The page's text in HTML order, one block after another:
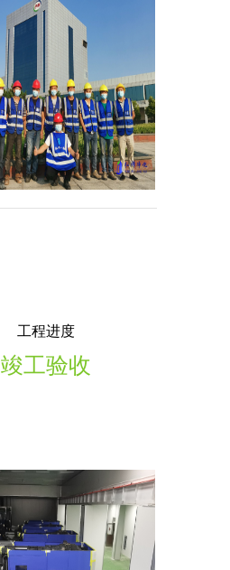
工程进度
竣工验收